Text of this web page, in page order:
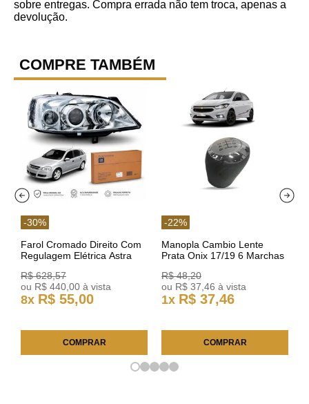
sobre entregas. Compra errada não tem troca, apenas a
devolução.
COMPRE TAMBÉM
-30%
Farol Cromado Direito Com
Regulagem Elétrica Astra
R$ 628,57
ou R$ 440 00 à vista
8x R$ 55,00
COMPRAR
-22%
Manopla Cambio Lente
Prata Onix 17/19 6 Marchas
R$ 48,20
ou R$ 37 46 à vista
1x R$ 37,46
COMPRAR